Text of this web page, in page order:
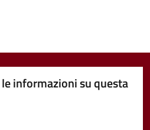
informazioni su questa